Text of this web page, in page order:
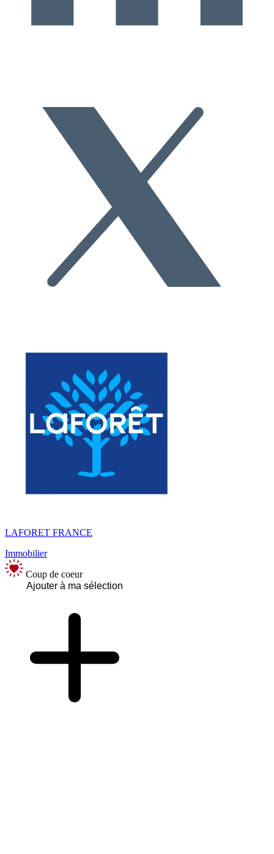
LAFORET FRANCE
Immobilier
Coup de coeur
Ajouter à ma sélection